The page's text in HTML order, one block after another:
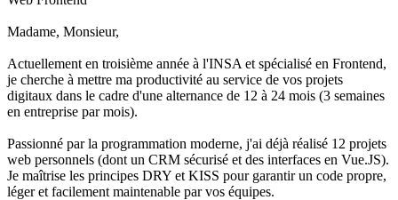
Madame, Monsieur,
Actuellement en troisième année à l'INSA et spécialisé en Frontend,
je cherche à mettre ma productivité au service de vos projets
digitaux dans le cadre d'une alternance de 12 à 24 mois (3 semaines
en entreprise par mois).
Passionné par la programmation moderne, j'ai déjà réalisé 12 projets
web personnels (dont un CRM sécurisé et des interfaces en Vue.JS).
Je maîtrise les principes DRY et KISS pour garantir un code propre,
léger et facilement maintenable par vos équipes.